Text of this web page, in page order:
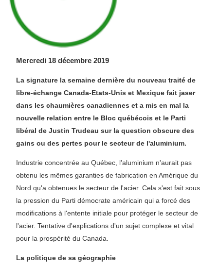
Mercredi 18 décembre 2019
La signature la semaine dernière du nouveau traité de
libre-échange Canada-Etats-Unis et Mexique fait jaser
dans les chaumières canadiennes et a mis en mal la
nouvelle relation entre le Bloc québécois et le Parti
libéral de Justin Trudeau sur la question obscure des
gains ou des pertes pour le secteur de l'aluminium.
Industrie concentrée au Québec, l'aluminium n'aurait pas
obtenu les mêmes garanties de fabrication en Amérique du
Nord qu'a obtenues le secteur de l'acier. Cela s'est fait sous
la pression du Parti démocrate américain qui a forcé des
modifications à l'entente initiale pour protéger le secteur de
l'acier. Tentative d'explications d'un sujet complexe et vital
pour la prospérité du Canada.
La politique de sa géographie